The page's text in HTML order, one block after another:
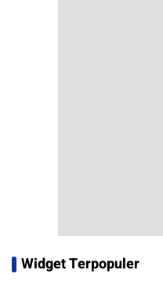
Widget Terpopuler